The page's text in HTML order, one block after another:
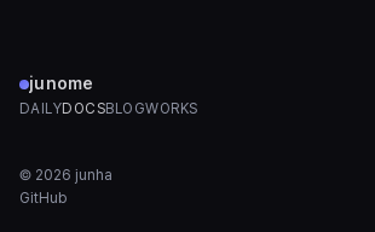
junome
DAILYDOCSBLOGWORKS
© 2026 junha
GitHub